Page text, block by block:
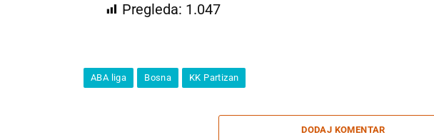
Pregleda: 1.047
ABA liga Bosna KK Partizan
DODAJ KOMENTAR